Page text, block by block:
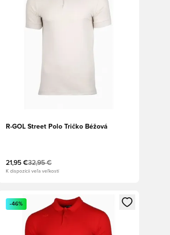
R-GOL Street Polo Tričko Béžová
21,95 €32,95 €
K dispozícii veľa veľkostí
ako člen
Otvorí modál na prihlásenie alebo registráciu ako
-46%